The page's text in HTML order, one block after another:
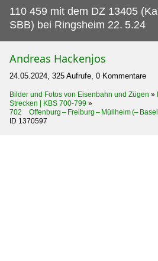
110 459 mit dem DZ 13405
SBB) bei Ringsheim 22. 5.24
Andreas Hackenjos
24.05.2024, 325 Aufrufe, 0 Kommentare
Bilder und Fotos von Eisenbahn und Zügen »
Strecken | KBS 700-799 »
702 Offenburg – Freiburg – Müllheim (–
ID 1370597